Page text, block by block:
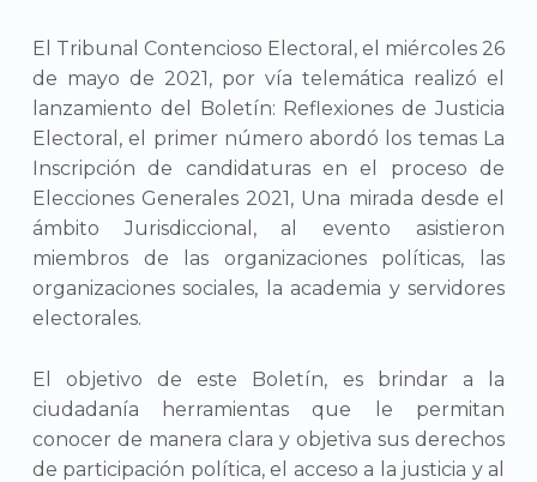
El Tribunal Contencioso Electoral, el miércoles 26
de mayo de 2021, por vía telemática realizó el
lanzamiento del Boletín: Reflexiones de Justicia
Electoral, el primer número abordó los temas La
Inscripción de candidaturas en el proceso de
Elecciones Generales 2021, Una mirada desde el
mbito Jurisdiccional, al evento asistieron
miembros de las organizaciones políticas, las
organizaciones sociales, la academia y servidores
electorales.
El objetivo de este Boletín, es brindar a la
ciudadanía herramientas que le permitan
conocer de manera clara y objetiva sus derechos
de participación política, el acceso a la justicia y al